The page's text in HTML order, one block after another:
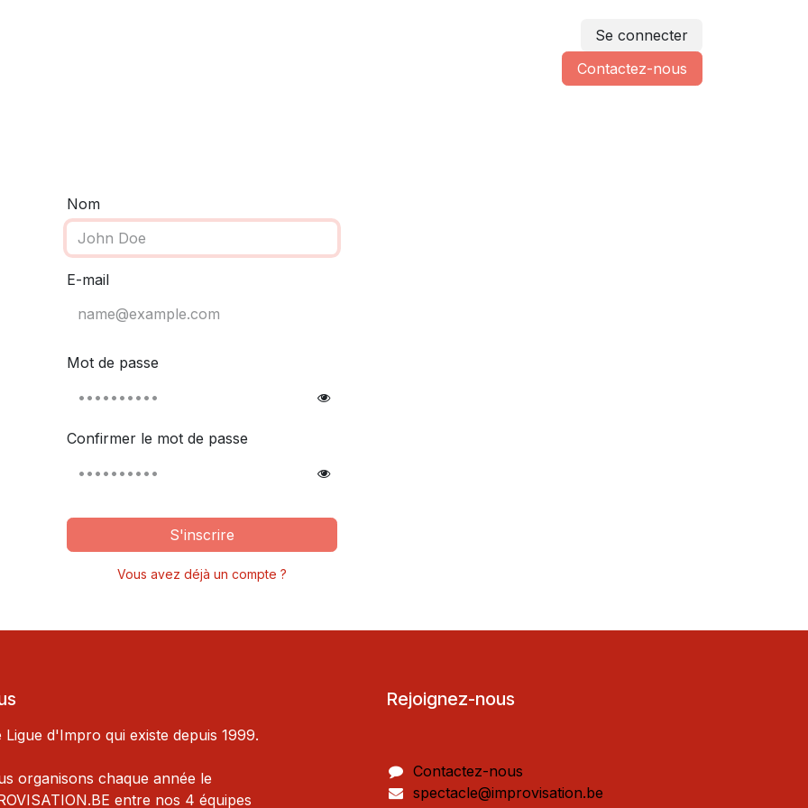
Se connecter
Contactez-nous
Nom
E-mail
Mot de passe
Confirmer le mot de passe
S'inscrire
Vous avez déjà un compte ?
d'Impro qui existe depuis 1999.
organisons chaque année le
entre nos 4 équipes
Rejoignez-nous
Contactez-nous
spectacle@improvisation.be